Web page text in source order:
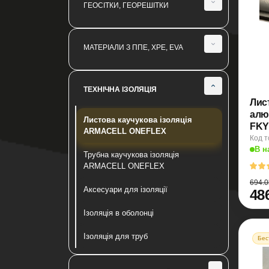
SanGreen Україна
Геотекстиль термоскріпленний
ГЕОСІТКИ, ГЕОРЕШІТКИ
МАТЕРІАЛИ З ППЕ, XPE, EVA
Матеріали з ППЕ
ЖГУТ ущільнюючий із ППЕ
Профіль пакувальний із ППЕ
ТЕХНІЧНА ІЗОЛЯЦІЯ
Листова каучукова ізоляція
ARMACELL ONEFLEX
Трубна каучукова ізоляція
ARMACELL ONEFLEX
Аксесуари для ізоляції
Ізоляція в оболонці
Ізоляція для труб
Код
В